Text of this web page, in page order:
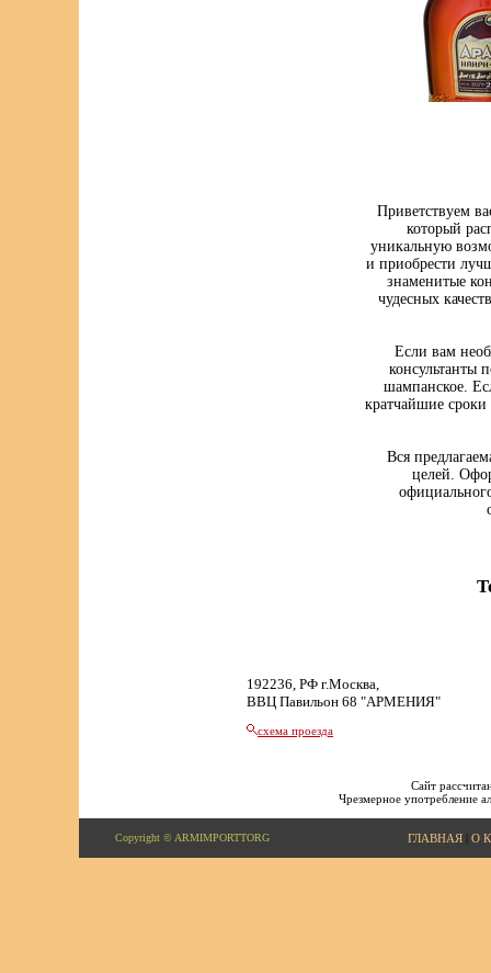
Приветствуем
который
уникальную
и приобрести
знаменитые
чудесных
Если вам
консультанты
шампанское.
кратчайшие
Вся
целей.
192236, РФ г.Москва,
ВВЦ Павильон 68 "АРМЕНИЯ"
схема проезда
Сайт
Чрезмерное употребление
Copyright © ARMIMPORTTORG ГЛАВНАЯ| О